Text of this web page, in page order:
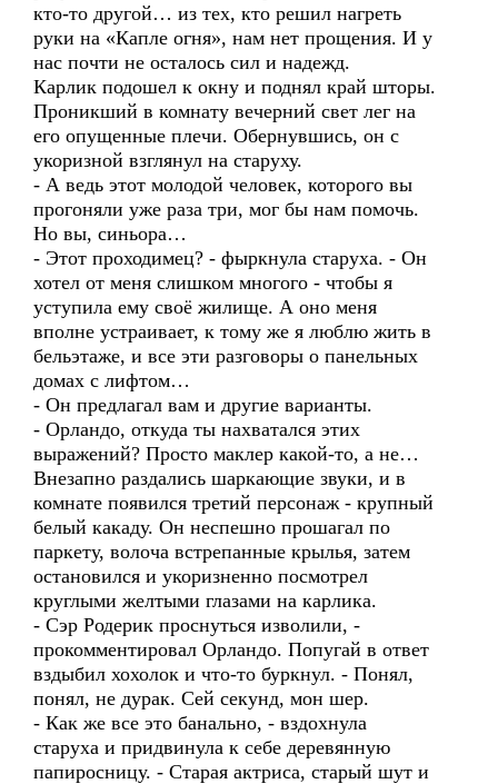
кто-то другой… из тех, кто решил нагреть
руки на «Капле огня», нам нет прощения. И у
нас почти не осталось сил и надежд.
Карлик подошел к окну и поднял край шторы.
Проникший в комнату вечерний свет лег на
его опущенные плечи. Обернувшись, он с
укоризной взглянул на старуху.
- А ведь этот молодой человек, которого вы
прогоняли уже раза три, мог бы нам помочь.
Но вы, синьора…
- Этот проходимец? - фыркнула старуха. - Он
хотел от меня слишком многого - чтобы я
уступила ему своё жилище. А оно меня
вполне устраивает, к тому же я люблю жить в
бельэтаже, и все эти разговоры о панельных
домах с лифтом…
- Он предлагал вам и другие варианты.
- Орландо, откуда ты нахватался этих
выражений? Просто маклер какой-то, а не…
Внезапно раздались шаркающие звуки, и в
комнате появился третий персонаж - крупный
белый какаду. Он неспешно прошагал по
паркету, волоча встрепанные крылья, затем
остановился и укоризненно посмотрел
круглыми желтыми глазами на карлика.
- Сэр Родерик проснуться изволили, -
прокомментировал Орландо. Попугай в ответ
вздыбил хохолок и что-то буркнул. - Понял,
понял, не дурак. Сей секунд, мон шер.
- Как же все это банально, - вздохнула
старуха и придвинула к себе деревянную
папиросницу. - Старая актриса, старый шут и